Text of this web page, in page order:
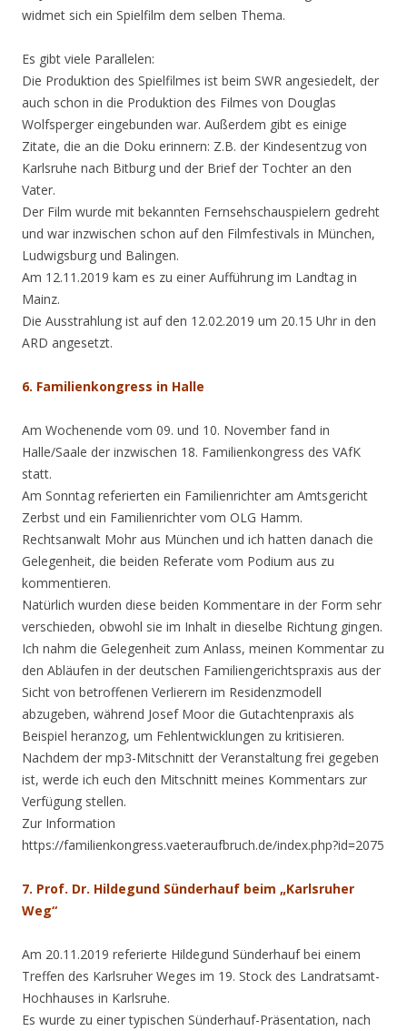
widmet sich ein Spielfilm dem selben Thema.
Es gibt viele Parallelen:
Die Produktion des Spielfilmes ist beim SWR angesiedelt, der
auch schon in die Produktion des Filmes von Douglas
Wolfsperger eingebunden war. Außerdem gibt es einige
Zitate, die an die Doku erinnern: Z.B. der Kindesentzug von
Karlsruhe nach Bitburg und der Brief der Tochter an den
Vater.
Der Film wurde mit bekannten Fernsehschauspielern gedreht
und war inzwischen schon auf den Filmfestivals in München,
Ludwigsburg und Balingen.
Am 12.11.2019 kam es zu einer Aufführung im Landtag in
Mainz.
Die Ausstrahlung ist auf den 12.02.2019 um 20.15 Uhr in den
ARD angesetzt.
6. Familienkongress in Halle
Am Wochenende vom 09. und 10. November fand in
Halle/Saale der inzwischen 18. Familienkongress des VAfK
statt.
Am Sonntag referierten ein Familienrichter am Amtsgericht
Zerbst und ein Familienrichter vom OLG Hamm.
Rechtsanwalt Mohr aus München und ich hatten danach die
Gelegenheit, die beiden Referate vom Podium aus zu
kommentieren.
Natürlich wurden diese beiden Kommentare in der Form sehr
verschieden, obwohl sie im Inhalt in dieselbe Richtung gingen.
Ich nahm die Gelegenheit zum Anlass, meinen Kommentar zu
den Abläufen in der deutschen Familiengerichtspraxis aus der
Sicht von betroffenen Verlierern im Residenzmodell
abzugeben, während Josef Moor die Gutachtenpraxis als
Beispiel heranzog, um Fehlentwicklungen zu kritisieren.
Nachdem der mp3-Mitschnitt der Veranstaltung frei gegeben
ist, werde ich euch den Mitschnitt meines Kommentars zur
Verfügung stellen.
Zur Information
https://familienkongress.vaeteraufbruch.de/index.php?id=2075
7. Prof. Dr. Hildegund Sünderhauf beim „Karlsruher
Weg“
Am 20.11.2019 referierte Hildegund Sünderhauf bei einem
Treffen des Karlsruher Weges im 19. Stock des Landratsamt-
Hochhauses in Karlsruhe.
Es wurde zu einer typischen Sünderhauf-Präsentation, nach